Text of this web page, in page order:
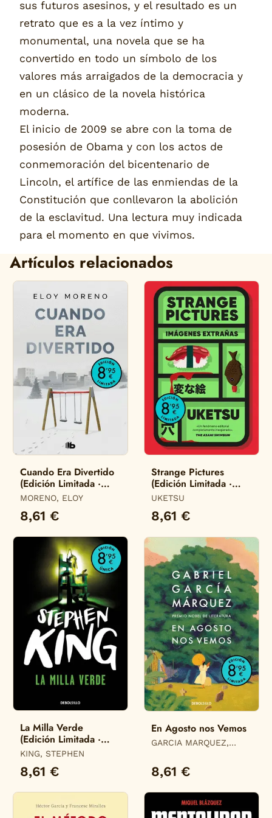
sus futuros asesinos, y el resultado es un
retrato que es a la vez íntimo y
monumental, una novela que se ha
convertido en todo un símbolo de los
valores más arraigados de la democracia y
en un clásico de la novela histórica
moderna.
El inicio de 2009 se abre con la toma de
posesión de Obama y con los actos de
conmemoración del bicentenario de
Lincoln, el artífice de las enmiendas de la
Constitución que conllevaron la abolición
de la esclavitud. Una lectura muy indicada
para el momento en que vivimos.
Artículos relacionados
Cuando Era Divertido
(Edición Limitada ·
Verano)
MORENO, ELOY
8,61 €
Strange Pictures
(Edición Limitada ·
Verano)
UKETSU
8,61 €
La Milla Verde
(Edición Limitada ·
Verano)
KING, STEPHEN
8,61 €
En Agosto nos Vemos
GARCIA MARQUEZ,
8,61 €